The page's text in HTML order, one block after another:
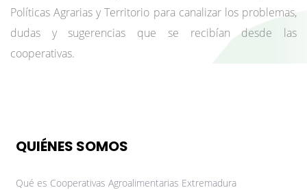
Políticas Agrarias y Territorio para canalizar los problemas,
dudas y sugerencias que se recibían desde las
cooperativas.
QUIÉNES SOMOS
Qué es Cooperativas Agroalimentarias Extremadura